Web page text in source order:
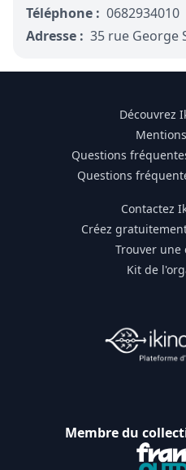
Téléphone : 0682934010
Adresse : 35 rue George
Découvrez
Questions
Questions
Contactez
Créez
Trouver une
Kit de
Membre du